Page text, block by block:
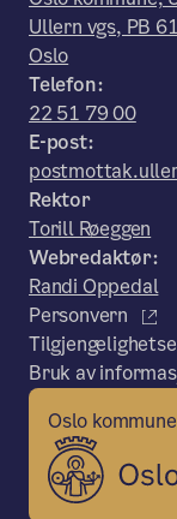
Ullern vgs, PB
Oslo
Telefon:
22 51 79 00
E-post:
Rektor
Torill Røeggen
Webredaktør:
Randi Oppedal
Personvern
Bruk av
Oslo kommune